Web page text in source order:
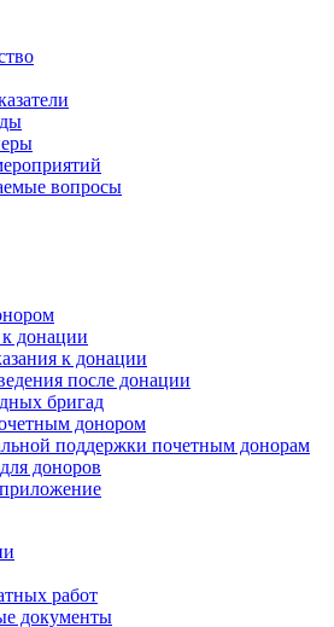
вопросы
донации
к донации
после донации
бригад
донором
поддержки почетным донорам
доноров
работ
документы